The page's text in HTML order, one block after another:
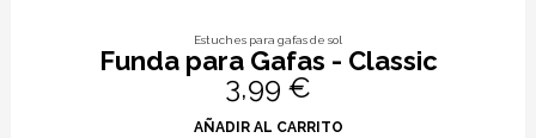
Estuches para gafas de sol
Funda para Gafas - Classic
3,99 €
AÑADIR AL CARRITO